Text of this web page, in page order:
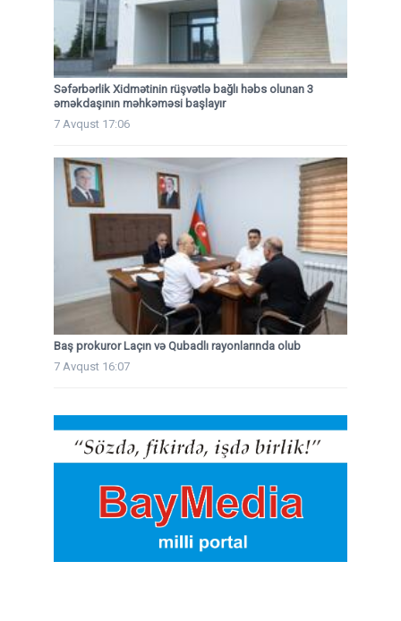
Səfərbərlik Xidmətinin rüşvətlə bağlı həbs olunan 3
əməkdaşının məhkəməsi başlayır
7 Avqust 17:06
Baş prokuror Laçın və Qubadlı rayonlarında olub
7 Avqust 16:07